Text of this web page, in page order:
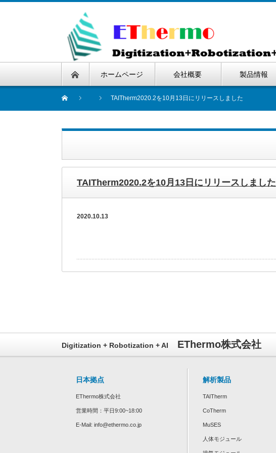
ホームページ 会社概要 製品情報
TAITherm2020.2を10月13日にリリースしました
TAITherm2020.2を10月13日にリリースしました
2020.10.13
Digitization + Robotization + AI EThermo株式会社
日本拠点
EThermo株式会社
営業時間：平日9:00~18:00
E-Mail: info@ethermo.co.jp
解析製品
TAITherm
CoTherm
MuSES
人体モジュール